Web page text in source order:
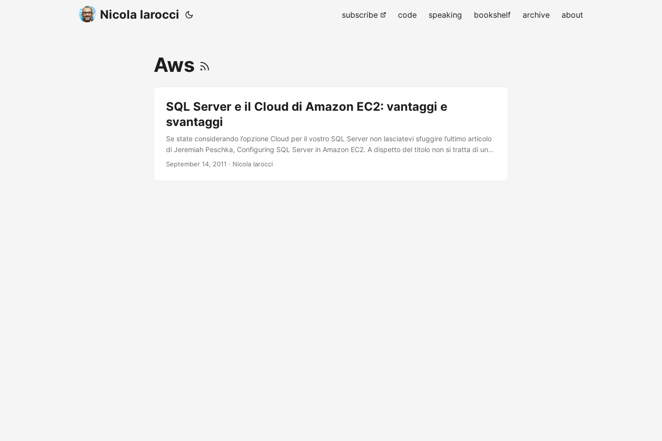
Nicola Iarocci subscribe code speaking bookshelf archive about
Aws
SQL Server e il Cloud di Amazon EC2: vantaggi e
svantaggi
Se state considerando l’opzione Cloud per il vostro SQL Server non lasciatevi sfuggire l’ultimo articolo
di Jeremiah Peschka, Configuring SQL Server in Amazon EC2. A dispetto del titolo non si tratta di un
tutorial, ma di una analisi accurata di vantaggi e svantaggi legati al deploy di un database SQL nel
September 14, 2011 · Nicola Iarocci